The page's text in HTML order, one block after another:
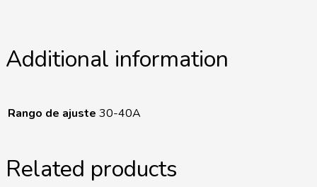
Additional information
Rango de ajuste 30-40A
Related products